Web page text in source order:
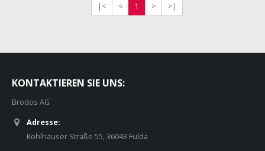
|< < 1 > >|
KONTAKTIEREN SIE UNS:
Brodos AG
Adresse:
Kohlhäuser Straße 55, 36043 Fulda